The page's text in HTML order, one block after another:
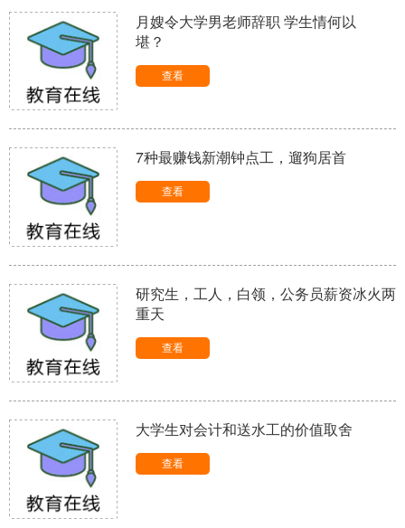
月嫂令大学男老师辞职 学生情何以
堪？
查看
7种最赚钱新潮钟点工，遛狗居首
查看
研究生，工人，白领，公务员薪资冰火两
重天
查看
大学生对会计和送水工的价值取舍
查看